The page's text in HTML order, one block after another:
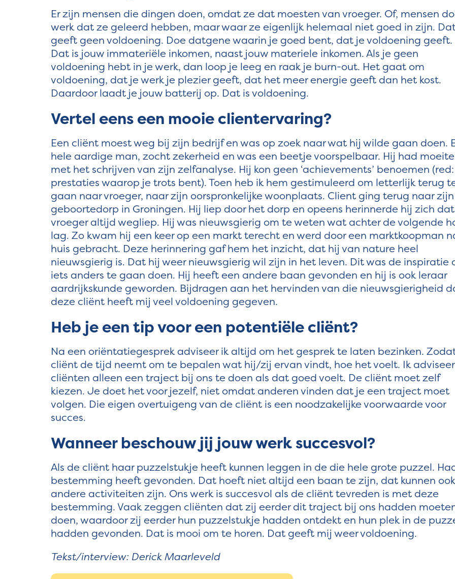
Er zijn mensen die dingen doen, omdat ze dat moesten van vroeger. Of, mensen
werk dat ze geleerd hebben, maar waar ze eigenlijk helemaal niet goed in zijn.
geeft geen voldoening. Doe datgene waarin je goed bent, dat je voldoening geeft.
Dat is jouw immateriële inkomen, naast jouw materiele inkomen. Als je geen
voldoening hebt in je werk, dan loop je leeg en raak je burn-out. Het gaat om
voldoening, dat je werk je plezier geeft, dat het meer energie geeft dan het kost.
Daardoor laadt je jouw batterij op. Dat is voldoening.
Vertel eens een mooie clientervaring?
Een cliënt moest weg bij zijn bedrijf en was op zoek naar wat hij wilde gaan doen.
hele aardige man, zocht zekerheid en was een beetje voorspelbaar. Hij had moeite
met het schrijven van zijn zelfanalyse. Hij kon geen ‘achievements’ benoemen (red:
prestaties waarop je trots bent). Toen heb ik hem gestimuleerd om letterlijk terug
gaan naar vroeger, naar zijn oorspronkelijke woonplaats. Client ging terug naar zijn
geboortedorp in Groningen. Hij liep door het dorp en opeens herinnerde hij zich
vroeger altijd wegliep. Hij was nieuwsgierig om te weten wat achter de volgende
lag. Zo kwam hij een keer op een markt terecht en werd door een marktkoopman
huis gebracht. Deze herinnering gaf hem het inzicht, dat hij van nature heel
nieuwsgierig is. Dat hij weer nieuwsgierig wil zijn in het leven. Dit was de inspiratie
iets anders te gaan doen. Hij heeft een andere baan gevonden en hij is ook leraar
aardrijkskunde geworden. Bijdragen aan het hervinden van die nieuwsgierigheid
deze cliënt heeft mij veel voldoening gegeven.
Heb je een tip voor een potentiële cliënt?
Na een oriëntatiegesprek adviseer ik altijd om het gesprek te laten bezinken.
cliënt de tijd neemt om te bepalen wat hij/zij ervan vindt, hoe het voelt. Ik adviseer
cliënten alleen een traject bij ons te doen als dat goed voelt. De cliënt moet zelf
kiezen. Je doet het voor jezelf, niet omdat anderen vinden dat je een traject moet
volgen. Die eigen overtuigeng van de cliënt is een noodzakelijke voorwaarde voor
succes.
Wanneer beschouw jij jouw werk succesvol?
Als de cliënt haar puzzelstukje heeft kunnen leggen in de die hele grote puzzel.
bestemming heeft gevonden. Dat hoeft niet altijd een baan te zijn, dat kunnen ook
andere activiteiten zijn. Ons werk is succesvol als de cliënt tevreden is met deze
bestemming. Vaak zeggen cliënten dat zij eerder dit traject bij ons hadden
doen, waardoor zij eerder hun puzzelstukje hadden ontdekt en hun plek in de
hadden gevonden. Dat is mooi om te horen. Dat geeft mij weer voldoening.
Tekst/interview: Derick Maarleveld